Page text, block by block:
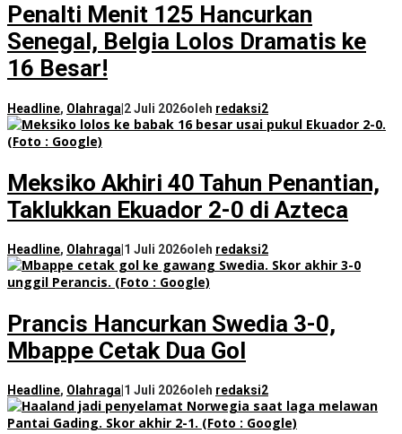
Penalti Menit 125 Hancurkan
Senegal, Belgia Lolos Dramatis ke
16 Besar!
Headline, Olahraga 2 Juli 2026oleh redaksi2
Meksiko Akhiri 40 Tahun Penantian,
Taklukkan Ekuador 2-0 di Azteca
Headline, Olahraga 1 Juli 2026oleh redaksi2
Prancis Hancurkan Swedia 3-0,
Mbappe Cetak Dua Gol
Headline, Olahraga 1 Juli 2026oleh redaksi2